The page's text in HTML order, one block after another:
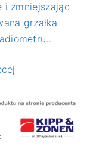
i zmniejszając
grzałka